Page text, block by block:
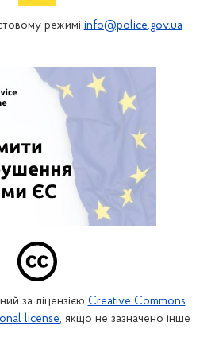
режимі info@police.gov.ua
за ліцензією Creative Commons
license, якщо не зазначено інше